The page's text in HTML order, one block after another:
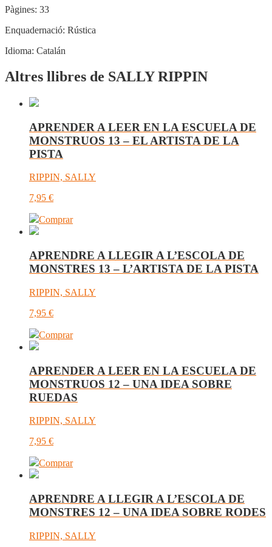
Pàgines: 33
Enquadernació: Rústica
Idioma: Catalán
Altres llibres de SALLY RIPPIN
APRENDER A LEER EN LA ESCUELA DE
MONSTRUOS 13 – EL ARTISTA DE LA
PISTA
RIPPIN, SALLY
7,95 €
Comprar
APRENDRE A LLEGIR A L’ESCOLA DE
MONSTRES 13 – L’ARTISTA DE LA PISTA
RIPPIN, SALLY
7,95 €
Comprar
APRENDER A LEER EN LA ESCUELA DE
MONSTRUOS 12 – UNA IDEA SOBRE
RUEDAS
RIPPIN, SALLY
7,95 €
Comprar
APRENDRE A LLEGIR A L’ESCOLA DE
MONSTRES 12 – UNA IDEA SOBRE RODES
RIPPIN, SALLY